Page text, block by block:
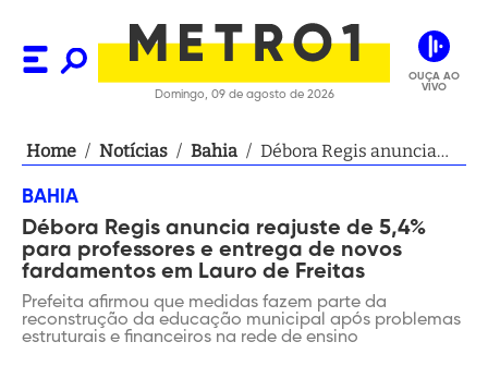
Domingo, 09 de agosto de 2026
OUÇA AO
VIVO
Home / Notícias / Bahia / Débora Regis anuncia
novos fardamentos em
Lauro de Freitas
BAHIA
Débora Regis anuncia reajuste de 5,4%
para professores e entrega de novos
fardamentos em Lauro de Freitas
Prefeita afirmou que medidas fazem parte da
reconstrução da educação municipal após problemas
estruturais e financeiros na rede de ensino